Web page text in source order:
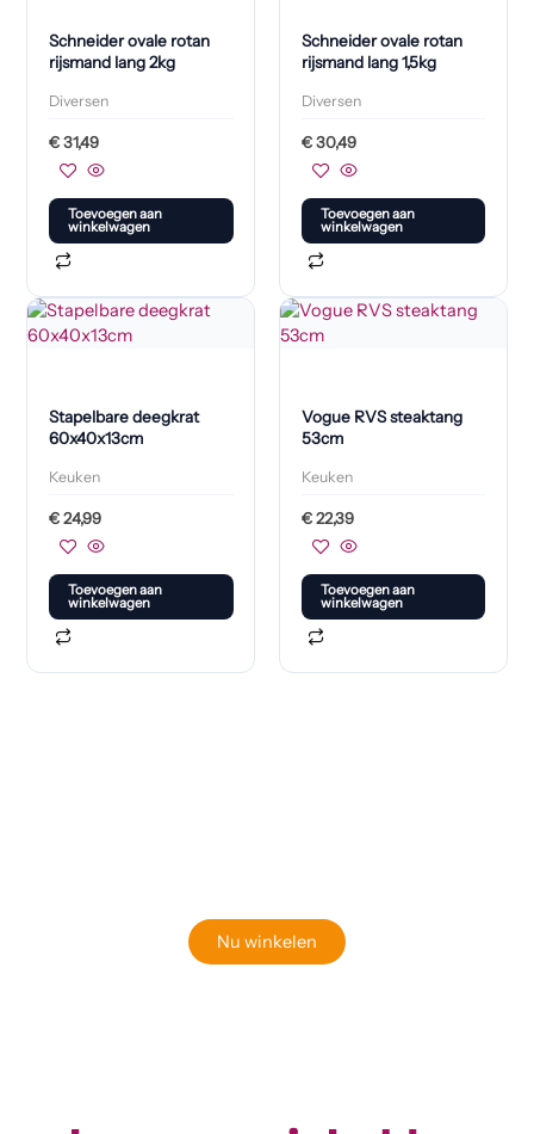
Schneider ovale rotan
rijsmand lang 2kg
Diversen
€31,49
Toevoegen aan
winkelwagen
Schneider ovale rotan
rijsmand lang 1,5kg
Diversen
€30,49
Toevoegen aan
winkelwagen
Stapelbare deegkrat
60x40x13cm
Keuken
€24,99
Toevoegen aan
winkelwagen
Vogue RVS steaktang
53cm
Keuken
€22,39
Toevoegen aan
winkelwagen
Nu winkelen